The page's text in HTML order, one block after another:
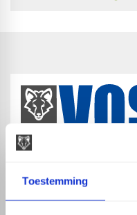
Toestemming
phone_enabled +31 416 75 02 55
mail info@vosproducts.nl